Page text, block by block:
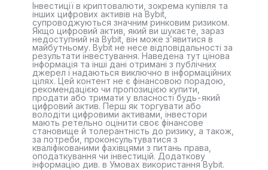
Інвестиції в криптовалюти, зокрема купівля та
інших цифрових активів на Bybit,
супроводжуються значним ринковим ризиком.
Якщо цифровий актив, який ви шукаєте, зараз
недоступний на Bybit, він може з’явитися в
майбутньому. Bybit не несе відповідальності за
результати інвестування. Наведена тут цінова
інформація та інші дані отримані з публічних
джерел і надаються виключно в інформаційних
цілях. Цей контент не є фінансовою порадою,
рекомендацією чи пропозицією купити,
продати або тримати у власності будь-який
цифровий актив. Перш як торгувати або
володіти цифровими активами, інвестори
мають ретельно оцінити своє фінансове
становище й толерантність до ризику, а також,
за потреби, проконсультуватися з
кваліфікованими фахівцями з питань права,
оподаткування чи інвестицій. Додаткову
інформацію див. в Умовах використання Bybit.